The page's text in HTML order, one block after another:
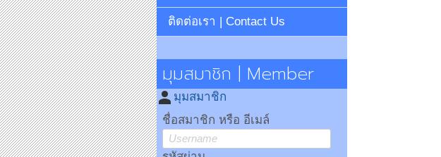
ติดต่อเรา | Contact Us
มุมสมาชิก | Member
person มุมสมาชิก
ชื่อสมาชิก หรือ อีเมล์